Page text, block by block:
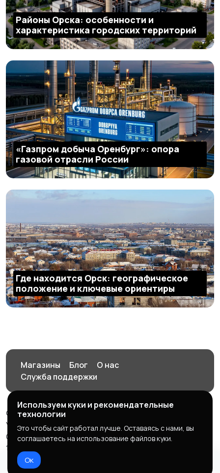
Районы Орска: особенности и
характеристика городских территорий
«Газпром добыча Оренбург»: опора
газовой отрасли России
Где находится Орск: географическое
положение и ключевые ориентиры
Магазины Блог
О нас
Служба поддержки
© 2026 Орен-АЙ - Авто | Недвижимость | Работа |
Услуги
Создал Карусов Е.С ООО "ЦПК" ИНН 5609203278 ОГРН
1235600008841
Правила сервиса
Используем куки и рекомендательные
технологии
Это чтобы сайт работал лучше. Оставаясь с нами, вы
соглашаетесь на использование файлов куки.
Ок